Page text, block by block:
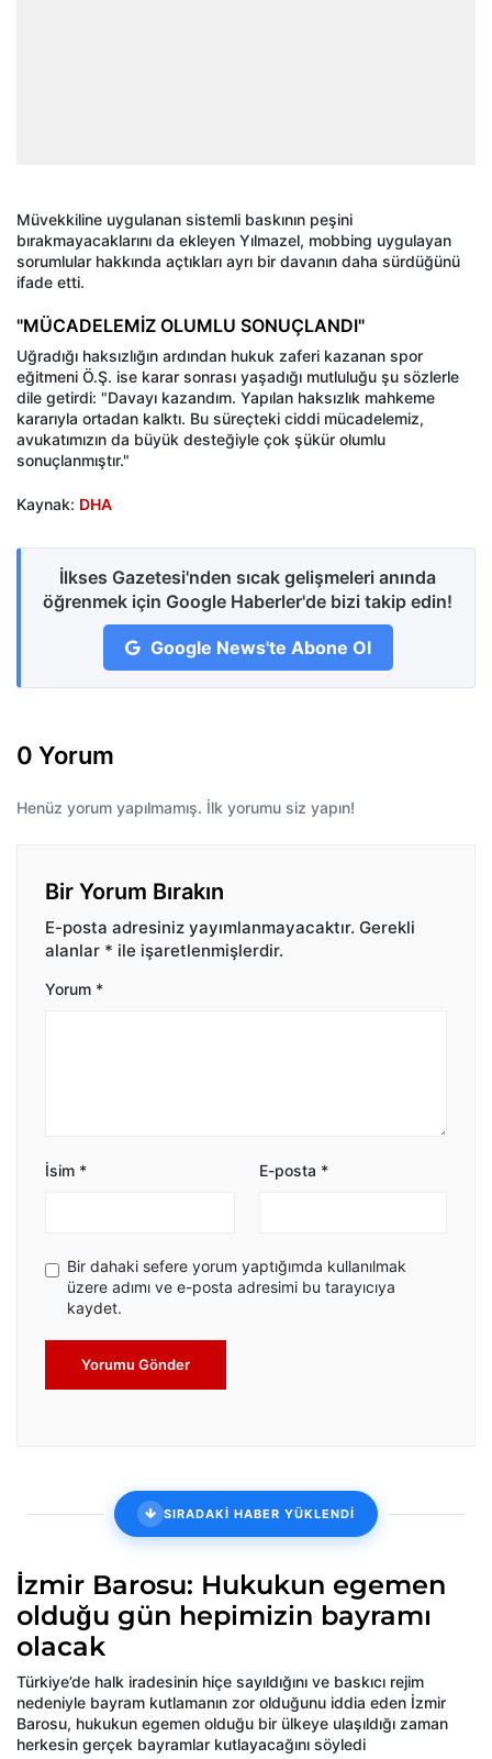
Müvekkiline uygulanan sistemli baskının peşini
bırakmayacaklarını da ekleyen Yılmazel, mobbing uygulayan
sorumlular hakkında açtıkları ayrı bir davanın daha sürdüğünü
ifade etti.
"MÜCADELEMİZ OLUMLU SONUÇLANDI"
Uğradığı haksızlığın ardından hukuk zaferi kazanan spor
eğitmeni Ö.Ş. ise karar sonrası yaşadığı mutluluğu şu sözlerle
dile getirdi: "Davayı kazandım. Yapılan haksızlık mahkeme
kararıyla ortadan kalktı. Bu süreçteki ciddi mücadelemiz,
avukatımızın da büyük desteğiyle çok şükür olumlu
sonuçlanmıştır."
Kaynak: DHA
İlkses Gazetesi'nden sıcak gelişmeleri anında
öğrenmek için Google Haberler'de bizi takip edin!
Google News'te Abone Ol
0 Yorum
Henüz yorum yapılmamış. İlk yorumu siz yapın!
Bir Yorum Bırakın
E-posta adresiniz yayımlanmayacaktır. Gerekli
alanlar * ile işaretlenmişlerdir.
Yorum *
İsim * E-posta *
Bir dahaki sefere yorum yaptığımda kullanılmak
üzere adımı ve e-posta adresimi bu tarayıcıya
kaydet.
Yorumu Gönder
SIRADAKİ HABER YÜKLENDİ
İzmir Barosu: Hukukun egemen
olduğu gün hepimizin bayramı
olacak
Türkiye’de halk iradesinin hiçe sayıldığını ve baskıcı rejim
nedeniyle bayram kutlamanın zor olduğunu iddia eden İzmir
Barosu, hukukun egemen olduğu bir ülkeye ulaşıldığı zaman
herkesin gerçek bayramlar kutlayacağını söyledi